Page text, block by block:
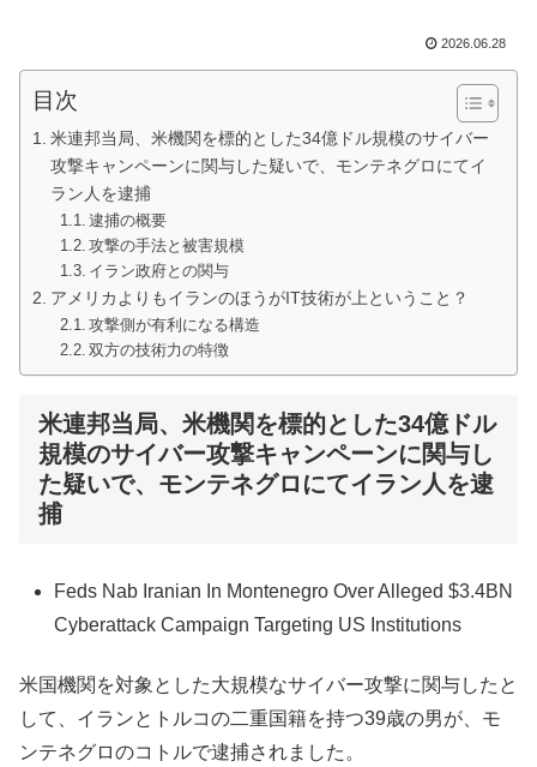
2026.06.28
目次
米連邦当局、米機関を標的とした34億ドル規模のサイバー
攻撃キャンペーンに関与した疑いで、モンテネグロにてイ
ラン人を逮捕
逮捕の概要
攻撃の手法と被害規模
イラン政府との関与
アメリカよりもイランのほうがIT技術が上ということ？
攻撃側が有利になる構造
双方の技術力の特徴
米連邦当局、米機関を標的とした34億ドル
規模のサイバー攻撃キャンペーンに関与し
た疑いで、モンテネグロにてイラン人を逮
捕
Feds Nab Iranian In Montenegro Over Alleged $3.4BN
Cyberattack Campaign Targeting US Institutions
米国機関を対象とした大規模なサイバー攻撃に関与したと
して、イランとトルコの二重国籍を持つ39歳の男が、モ
ンテネグロのコトルで逮捕されました。